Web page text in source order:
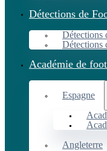
Détections de
Détections
Détections
Académie de
Espagne
Angleterre